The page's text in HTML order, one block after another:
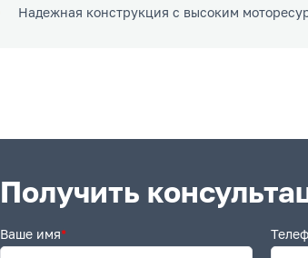
Надежная конструкция с высоким
Получить
Ваше имя*